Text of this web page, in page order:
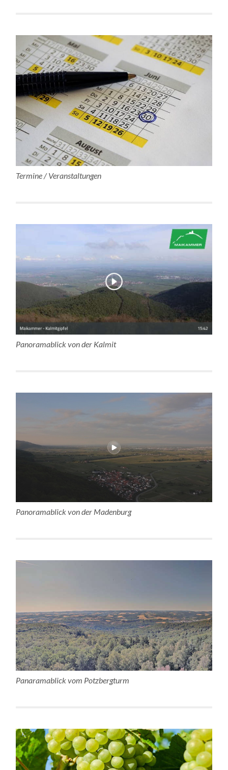
Termine / Veranstaltungen
Panoramablick von der Kalmit
Panoramablick von der Madenburg
Panaramablick vom Potzbergturm